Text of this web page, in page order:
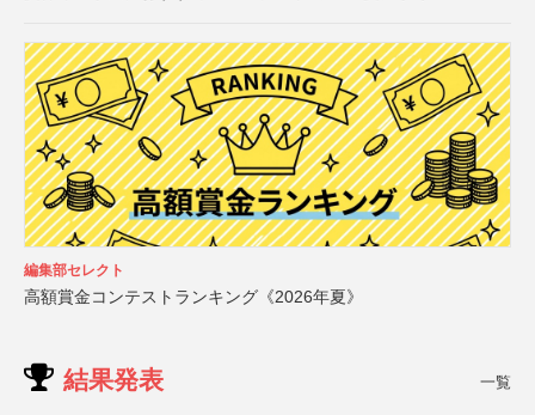
編集部セレクト
高額賞金コンテストランキング《2026年夏》
結果発表 一覧